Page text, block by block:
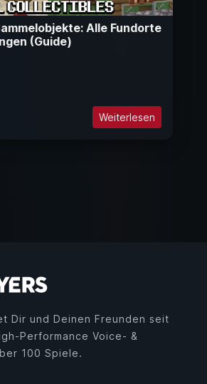
Alle Fundorte
(Guide)
Weiterlesen
Dir und Deinen Freunden seit
Performance Voice- &
100 Spiele.